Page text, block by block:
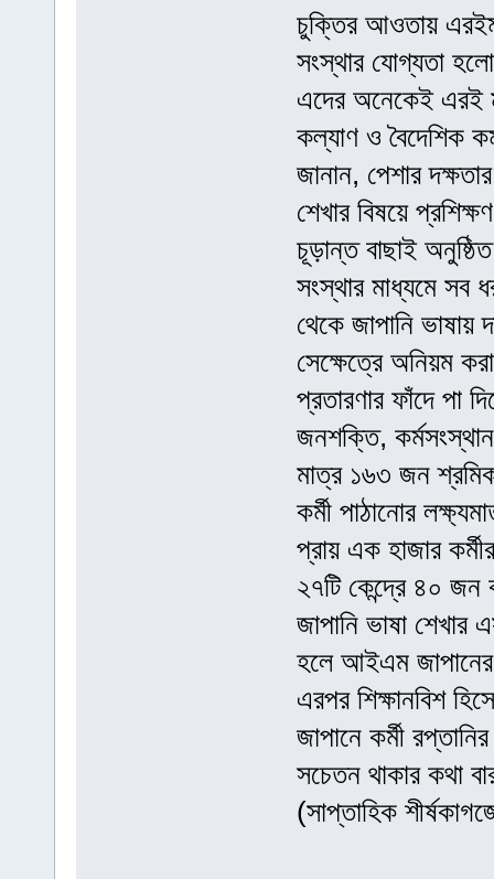
চুক্তির আওতায়
সংস্থার যোগ্যতা
এদের অনেকেই এরই
কল্যাণ ও বৈদেশিক
জানান, পেশার
শেখার বিষয়ে
চূড়ান্ত বাছাই
সংস্থার মাধ্যমে সব
থেকে জাপানি
সেক্ষেত্রে অনিয়ম
প্রতারণার ফাঁদে পা
জনশক্তি,
মাত্র ১৬৩ জন শ্রমিক
কর্মী পাঠানোর
প্রায় এক হাজার
২৭টি কেন্দ্রে ৪০ জন
জাপানি ভাষা শেখার
হলে আইএম জাপানের
এরপর শিক্ষানবিশ
জাপানে কর্মী
সচেতন থাকার কথা
(সাপ্তাহিক